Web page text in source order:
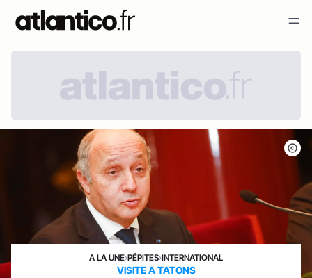
A LA UNE›PÉPITES›INTERNATIONAL
VISITE A TATONS